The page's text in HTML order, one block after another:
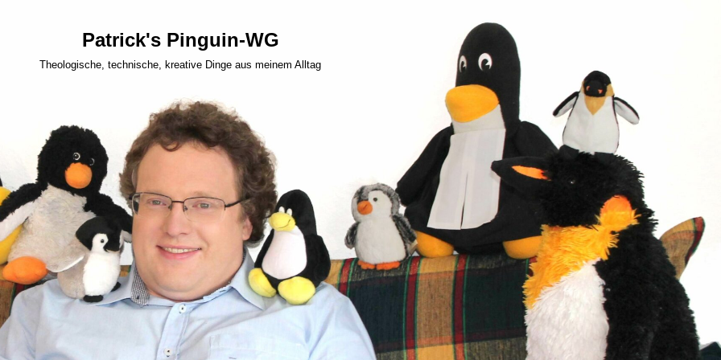
Patrick's Pinguin-WG
Theologische, technische, kreative Dinge aus meinem Alltag